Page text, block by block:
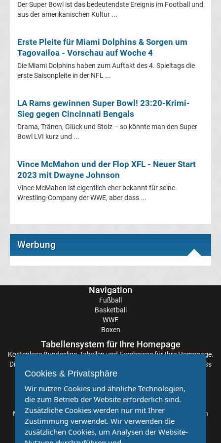
1
Tabelle
Süper
Ergebnisse
Süper
Lig
Tabelle
A
Ergebnisse
Fußball
Bundesliga
2.
Liga
Der Super Bowl ist das bedeutendste Ereignis im Football und
aus der amerikanischen Kultur ...
Erste Pleite für Miami Dolphins & Sorgen um
Tagovailoa - Vorschau auf Woche 4
Die Miami Dolphins haben zum Auftakt des 4. Spieltags die
erste Saisonpleite in der NFL ...
LA Rams gewinnen Super Bowl! 23:20-Krimi-
Sieg gegen Cincinnati Bengals
Drama, Tränen, Glück und Stolz – so könnte man den Super
Bowl LVI kurz und ...
Vince McMahon und der Flop XFL - Neuer Start
2023 mit Dwayne Johnson
Vince McMahon ist eigentlich eher bekannt für seine
Wrestling-Company der WWE, aber dass ...
Werbung
Navigation
Fußball
Basketball
WWE
Boxen
Tabellensystem für Ihre Homepage
KostenloseBundesliga-Tabellenund Ergebnisse für Ihre Homepage.
Die Aktualisierung der Ergebnisse erfolgt alle paar Minuten, sodass
Sie stets auf dem Laufenden sind. Einfache und schnelle
Einbindung.
Partnervereine
Möchten Sie, dass auch Ihr Verein mehr Beachtung findet? Dann
sind Sie bei uns genau richtig. Wir suchen Ihren Verein für eine
kostenlose Kooperation. Veröffentlichen Sie Ihre Spielberichte,
Cookies & Privatsphäre
Wir nutzen Cookies und ähnliche Technologien,
die zum Betrieb der Website erforderlich sind.
Zusätzliche Cookies werden nur mit Ihrer
Zustimmung verwendet. Wir verwenden die
zusätzlichen Cookies, um Analysen der Website-